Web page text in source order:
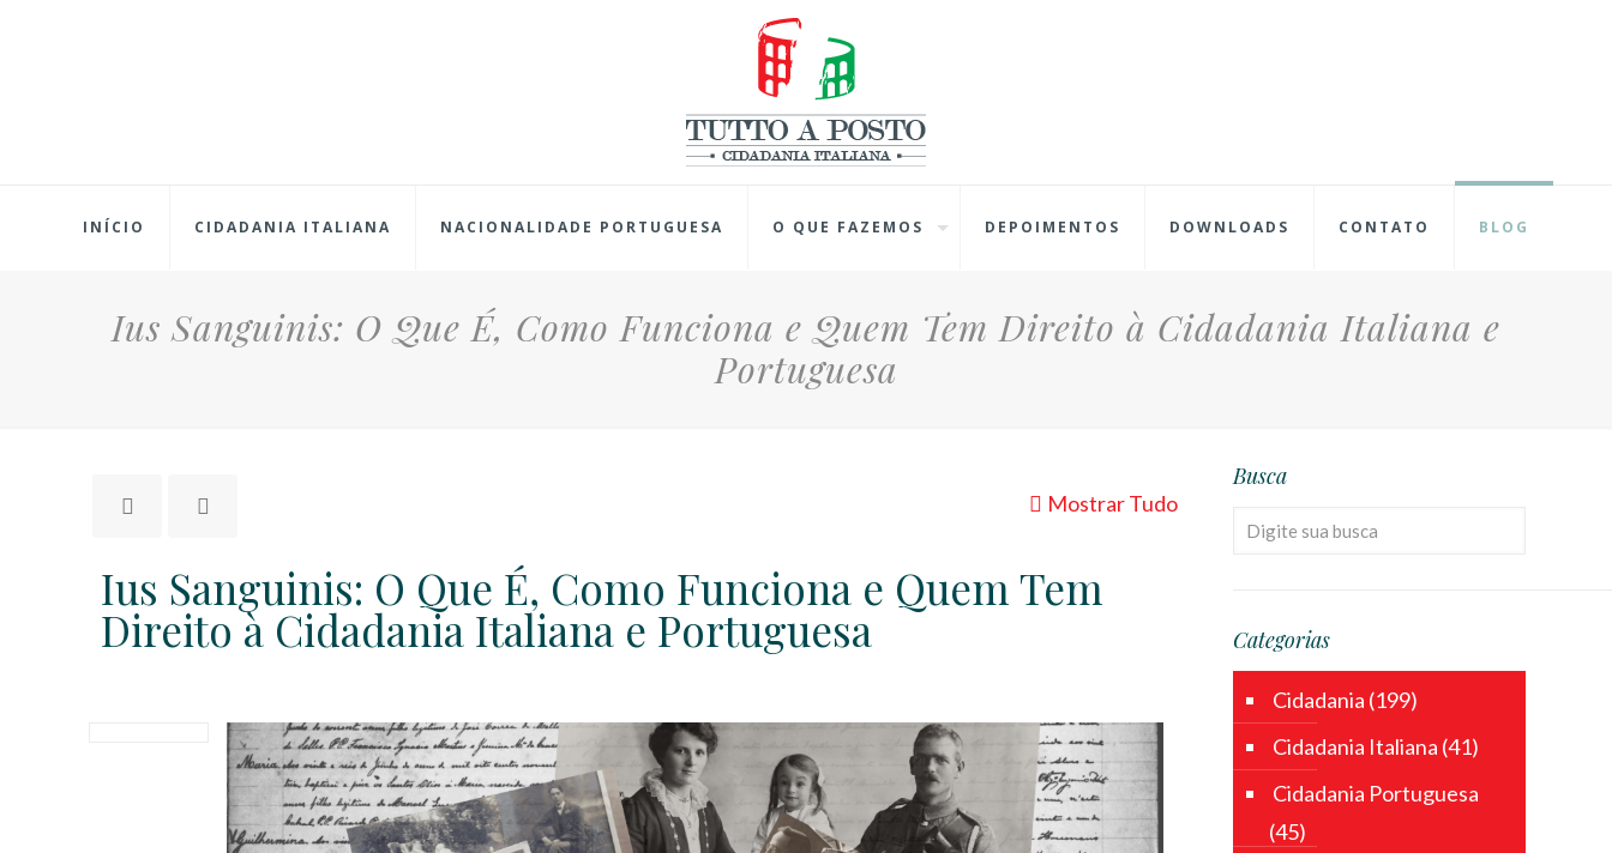
INÍCIO CIDADANIA ITALIANA NACIONALIDADE PORTUGUESA O QUE FAZEMOS DEPOIMENTOS DOWNLOADS CONTATO BLOG
Ius Sanguinis: O Que É, Como Funciona e Quem Tem Direito à Cidadania Italiana e
Portuguesa
Mostrar Tudo
Ius Sanguinis: O Que É, Como Funciona e Quem Tem
Direito à Cidadania Italiana e Portuguesa
Busca
Categorias
Cidadania (199)
Cidadania Italiana (41)
Cidadania Portuguesa
(45)